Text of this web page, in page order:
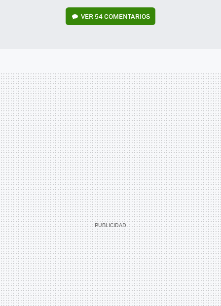
VER54 COMENTARIOS